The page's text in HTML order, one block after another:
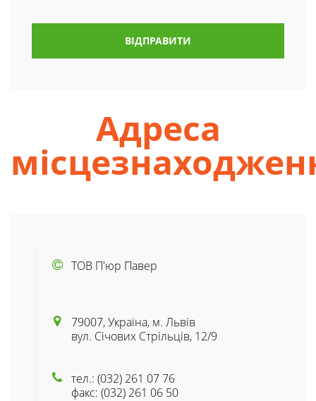
ВІДПРАВИТИ
Адреса
ТОВ П'юр Павер
79007, Україна, м. Львів
вул. Січових Стрільців, 12/9
тел.: (032) 261 07 76
факс: (032) 261 06 50